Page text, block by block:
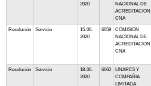
2020
NACIONAL DE
ACREDITACION
CNA
Resolución Servicio
15-06-
2020
6659
COMISION
NACIONAL DE
ACREDITACION
CNA
Resolución Servicio
18-06-
2020
6660
LINARES Y
COMPAÑIA
LIMITADA